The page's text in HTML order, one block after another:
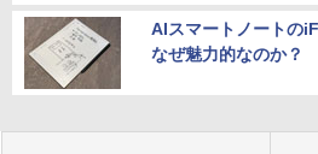
AIスマートノートの
なぜ魅力的なのか？